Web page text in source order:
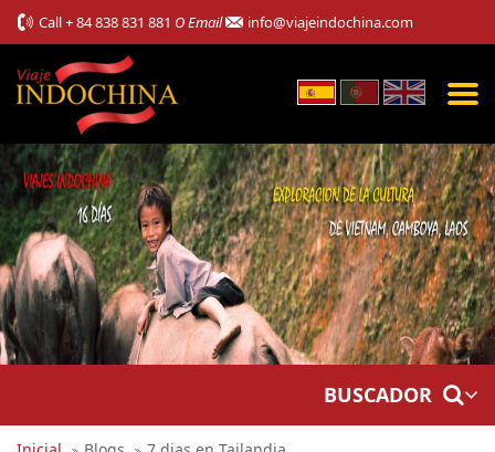
Call+ 84 838 831 881 O Email info@viajeindochina.com
BUSCADOR